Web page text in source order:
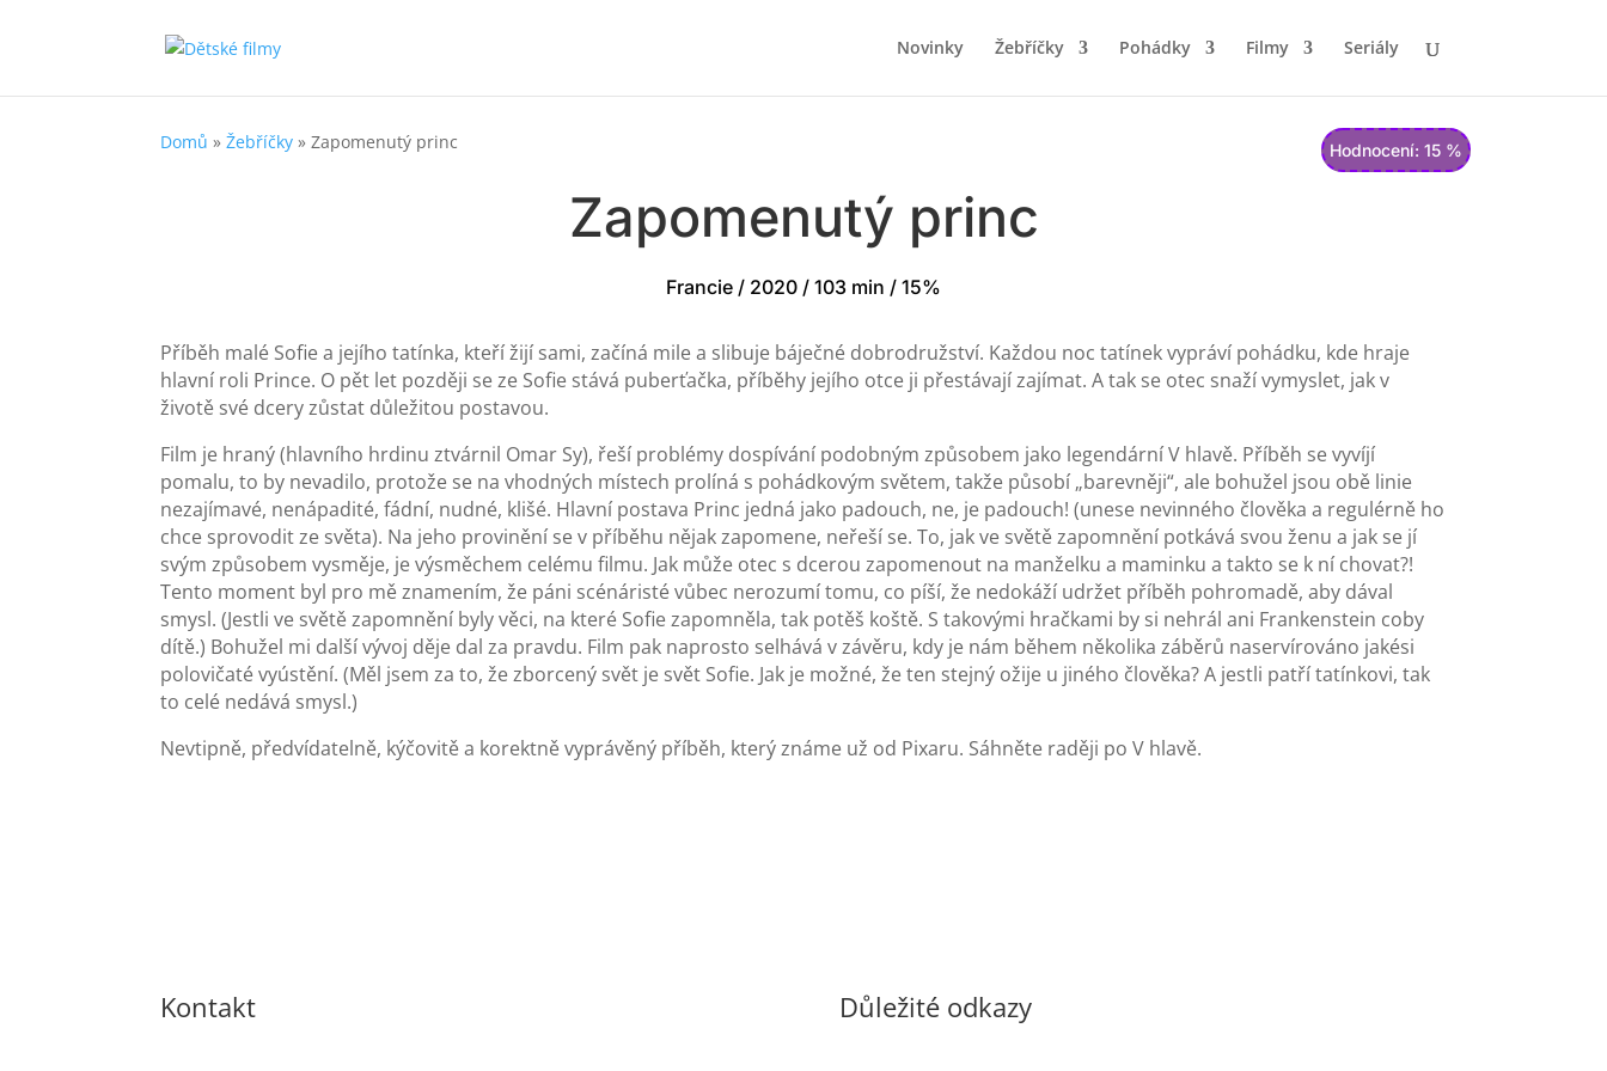
Novinky Žebříčky Pohádky Filmy Seriály
Hodnocení: 15 %
Domů »Žebříčky »Zapomenutý princ
Zapomenutý princ
Francie / 2020 / 103 min / 15%
Příběh malé Sofie a jejího tatínka, kteří žijí sami, začíná mile a slibuje báječné dobrodružství. Každou noc tatínek vypráví pohádku, kde hraje
hlavní roli Prince. O pět let později se ze Sofie stává puberťačka, příběhy jejího otce ji přestávají zajímat. A tak se otec snaží vymyslet, jak v
životě své dcery zůstat důležitou postavou.
Film je hraný (hlavního hrdinu ztvárnil Omar Sy), řeší problémy dospívání podobným způsobem jako legendární V hlavě. Příběh se vyvíjí
pomalu, to by nevadilo, protože se na vhodných místech prolíná s pohádkovým světem, takže působí „barevněji“, ale bohužel jsou obě linie
nezajímavé, nenápadité, fádní, nudné, klišé. Hlavní postava Princ jedná jako padouch, ne, je padouch! (unese nevinného člověka a regulérně ho
chce sprovodit ze světa). Na jeho provinění se v příběhu nějak zapomene, neřeší se. To, jak ve světě zapomnění potkává svou ženu a jak se jí
svým způsobem vysměje, je výsměchem celému filmu. Jak může otec s dcerou zapomenout na manželku a maminku a takto se k ní chovat?!
Tento moment byl pro mě znamením, že páni scénáristé vůbec nerozumí tomu, co píší, že nedokáží udržet příběh pohromadě, aby dával
smysl. (Jestli ve světě zapomnění byly věci, na které Sofie zapomněla, tak potěš koště. S takovými hračkami by si nehrál ani Frankenstein coby
dítě.) Bohužel mi další vývoj děje dal za pravdu. Film pak naprosto selhává v závěru, kdy je nám během několika záběrů naservírováno jakési
polovičaté vyústění. (Měl jsem za to, že zborcený svět je svět Sofie. Jak je možné, že ten stejný ožije u jiného člověka? A jestli patří tatínkovi, tak
to celé nedává smysl.)
Nevtipně, předvídatelně, kýčovitě a korektně vyprávěný příběh, který známe už od Pixaru. Sáhněte raději po V hlavě.
Kontakt Důležité odkazy